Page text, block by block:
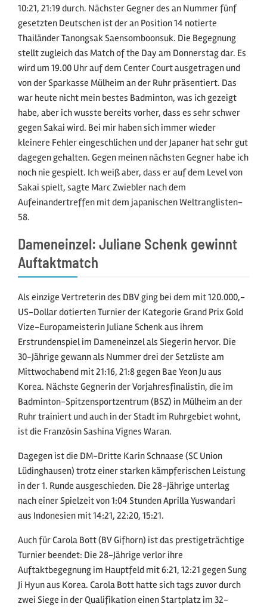
10:21, 21:19 durch. Nächster Gegner des an Nummer fünf
gesetzten Deutschen ist der an Position 14 notierte
Thailänder Tanongsak Saensomboonsuk. Die Begegnung
stellt zugleich das Match of the Day am Donnerstag dar. Es
wird um 19.00 Uhr auf dem Center Court ausgetragen und
von der Sparkasse Mülheim an der Ruhr präsentiert. Das
war heute nicht mein bestes Badminton, was ich gezeigt
habe, aber ich wusste bereits vorher, dass es sehr schwer
gegen Sakai wird. Bei mir haben sich immer wieder
kleinere Fehler eingeschlichen und der Japaner hat sehr gut
dagegen gehalten. Gegen meinen nächsten Gegner habe ich
noch nie gespielt. Ich weiß aber, dass er auf dem Level von
Sakai spielt, sagte Marc Zwiebler nach dem
Aufeinandertreffen mit dem japanischen Weltranglisten-
58.
Dameneinzel: Juliane Schenk gewinnt
Auftaktmatch
Als einzige Vertreterin des DBV ging bei dem mit 120.000,-
US-Dollar dotierten Turnier der Kategorie Grand Prix Gold
Vize-Europameisterin Juliane Schenk aus ihrem
Erstrundenspiel im Dameneinzel als Siegerin hervor. Die
30-Jährige gewann als Nummer drei der Setzliste am
Mittwochabend mit 21:16, 21:8 gegen Bae Yeon Ju aus
Korea. Nächste Gegnerin der Vorjahresfinalistin, die im
Badminton-Spitzensportzentrum (BSZ) in Mülheim an der
Ruhr trainiert und auch in der Stadt im Ruhrgebiet wohnt,
ist die Französin Sashina Vignes Waran.
Dagegen ist die DM-Dritte Karin Schnaase (SC Union
Lüdinghausen) trotz einer starken kämpferischen Leistung
in der 1. Runde ausgeschieden. Die 28-Jährige unterlag
nach einer Spielzeit von 1:04 Stunden Aprilla Yuswandari
aus Indonesien mit 14:21, 22:20, 15:21.
Auch für Carola Bott (BV Gifhorn) ist das prestigeträchtige
Turnier beendet: Die 28-Jährige verlor ihre
Auftaktbegegnung im Hauptfeld mit 6:21, 12:21 gegen Sung
Ji Hyun aus Korea. Carola Bott hatte sich tags zuvor durch
zwei Siege in der Qualifikation einen Startplatz im 32-